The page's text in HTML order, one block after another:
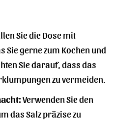
Sie die Dose mit
Sie gerne zum Kochen und
Sie darauf, dass das
zu vermeiden.
Verwenden Sie den
das Salz präzise zu